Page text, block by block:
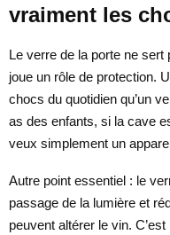
vraiment les
Le verre de la porte ne sert
joue un rôle de protection.
chocs du quotidien qu’un
as des enfants, si la cave
veux simplement un
Autre point essentiel : le
passage de la lumière et
peuvent altérer le vin.